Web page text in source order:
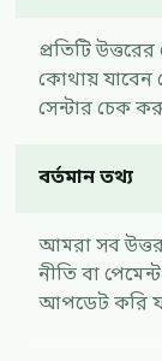
প্রতিটি
কোথায় যাবেন
সেন্টার চেক
বর্তমান তথ্য
আমরা সব
নীতি বা
আপডেট করি